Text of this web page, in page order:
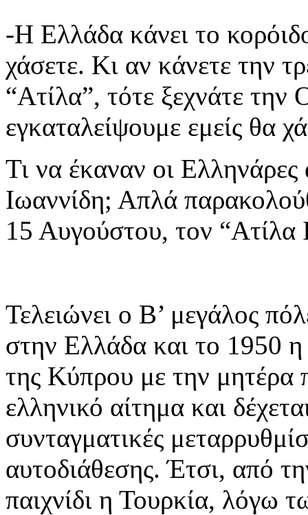
-Η Ελλάδα κάνει το
χάσετε. Κι αν κάνετε την
“Ατίλα”, τότε ξεχνάτε
εγκαταλείψουμε εμείς θα
Τι να έκαναν οι
Ιωαννίδη; Απλά
15 Αυγούστου, τον “Ατίλα
Τελειώνει ο Β’ μεγάλος
στην Ελλάδα και το 1950
της Κύπρου με την μητέρα
ελληνικό αίτημα και
συνταγματικές
αυτοδιάθεσης. Έτσι, από
παιχνίδι η Τουρκία, λόγω